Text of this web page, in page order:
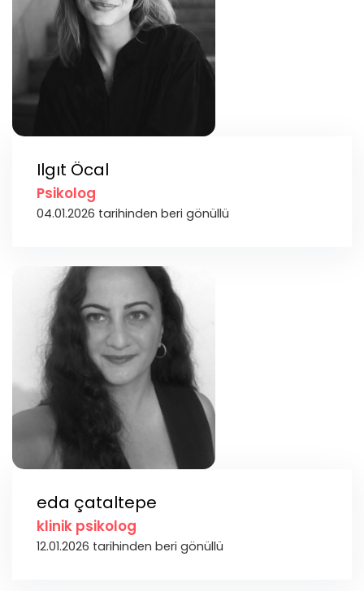
Ilgıt Öcal
Psikolog
04.01.2026 tarihinden beri gönüllü
eda çataltepe
klinik psikolog
12.01.2026 tarihinden beri gönüllü